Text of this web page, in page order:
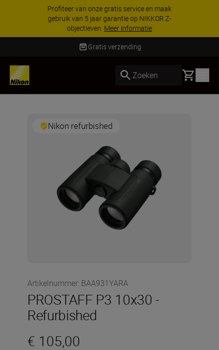
Profiteer van onze gratis service en maak
gebruik van 5 jaar garantie op NIKKOR Z-
objectieven. Meer informatie
Gratis verzending
Zoeken Basket
Nikon refurbished
Artikelnummer: BAA931YARA
PROSTAFF P3 10x30 -
Refurbished
€ 105,00